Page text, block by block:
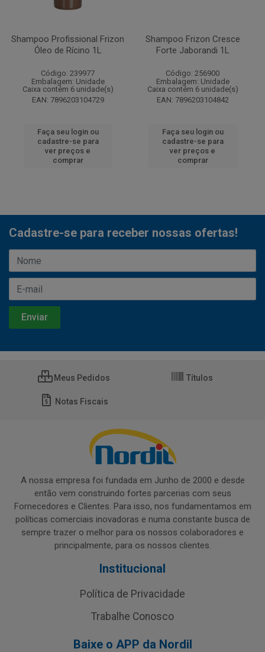
Shampoo Profissional Frizon
Óleo de Rícino 1L
Código: 239977
Embalagem: Unidade
Caixa contém 6 unidade(s)
EAN: 7896203104729
Faça seu login ou
cadastre-se para
ver preços e
comprar
Shampoo Frizon Cresce
Forte Jaborandi 1L
Código: 256900
Embalagem: Unidade
Caixa contém 6 unidade(s)
EAN: 7896203104842
Faça seu login ou
cadastre-se para
ver preços e
comprar
Cadastre-se para receber nossas ofertas!
Meus Pedidos Títulos
Notas Fiscais
A nossa empresa foi fundada em Junho de 2000 e desde
então vem construindo fortes parcerias com seus
Fornecedores e Clientes. Para isso, nos fundamentamos em
políticas comerciais inovadoras e numa constante busca de
sempre trazer o melhor para os nossos colaboradores e
principalmente, para os nossos clientes.
Institucional
Política de Privacidade
Trabalhe Conosco
Baixe o APP da Nordil